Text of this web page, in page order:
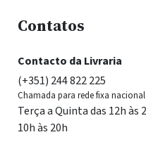
Contatos
Contacto da Livraria
(+351) 244 822 225
Chamada para rede fixa nacional
Terça a Quinta das 12h às
10h às 20h